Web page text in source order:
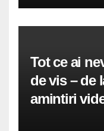
Tot ce ai
de vis – de
amintiri